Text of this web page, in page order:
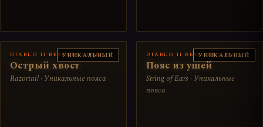
УНИКАЛЬНЫЙ
DIABLO II RESURRECTED
Острый хвост
Razortail · Уникальные пояса
УНИКАЛЬНЫЙ
DIABLO II RESURRECTED
Пояс из ушей
String of Ears · Уникальные
пояса